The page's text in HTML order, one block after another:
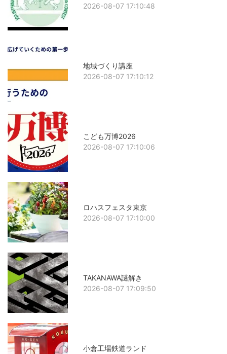
2026-08-07 17:10:48
地域づくり講座
2026-08-07 17:10:12
こども万博2026
2026-08-07 17:10:06
ロハスフェスタ東京
2026-08-07 17:10:00
TAKANAWA謎解き
2026-08-07 17:09:50
小倉工場鉄道ランド